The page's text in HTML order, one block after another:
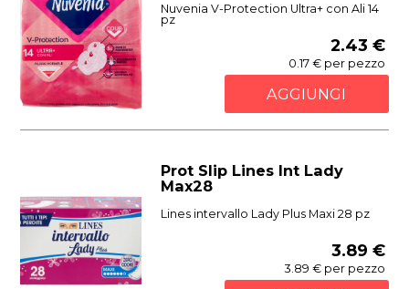
Nuvenia V-Protection Ultra+ con Ali 14
pz
2.43 €
0.17 € per pezzo
AGGIUNGI
Prot Slip Lines Int Lady
Max28
Lines intervallo Lady Plus Maxi 28 pz
3.89 €
3.89 € per pezzo